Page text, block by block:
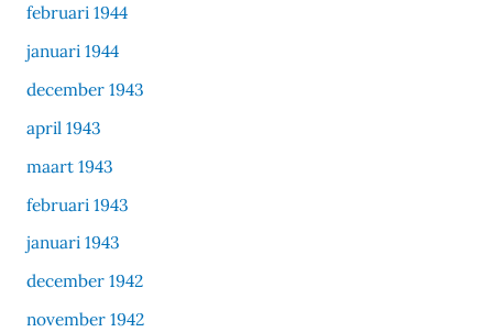
februari 1944
januari 1944
december 1943
april 1943
maart 1943
februari 1943
januari 1943
december 1942
november 1942